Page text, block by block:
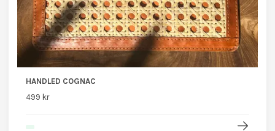
HANDLED COGNAC
499 kr